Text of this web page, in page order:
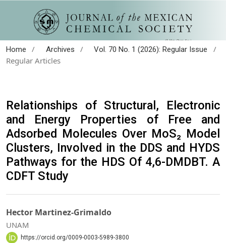
Home / Archives / Vol. 70 No. 1 (2026): Regular Issue
/
Regular Articles
Relationships of Structural, Electronic
and Energy Properties of Free and
Adsorbed Molecules Over MoS₂ Model
Clusters, Involved in the DDS and HYDS
Pathways for the HDS Of 4,6-DMDBT. A
CDFT Study
Hector Martinez-Grimaldo
UNAM
https://orcid.org/0009-0003-5989-3800